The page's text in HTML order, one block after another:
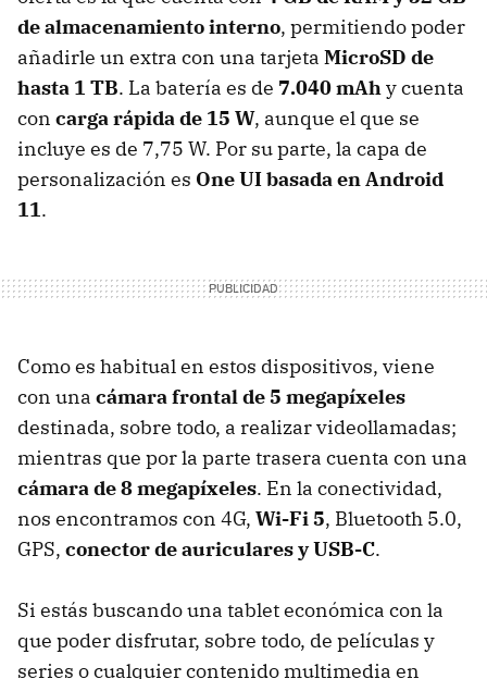
de almacenamiento interno, permitiendo poder
añadirle un extra con una tarjeta MicroSD de
hasta 1 TB. La batería es de 7.040 mAhy cuenta
con carga rápida de 15 W, aunque el que se
incluye es de 7,75 W. Por su parte, la capa de
personalización es One UI basada en Android
11.
Como es habitual en estos dispositivos, viene
con una cámara frontal de 5 megapíxeles
destinada, sobre todo, a realizar videollamadas;
mientras que por la parte trasera cuenta con una
cámara de 8 megapíxeles. En la conectividad,
nos encontramos con 4G, Wi-Fi 5, Bluetooth 5.0,
GPS, conector de auriculares y USB-C.
Si estás buscando una tablet económica con la
que poder disfrutar, sobre todo, de películas y
series o cualquier contenido multimedia en